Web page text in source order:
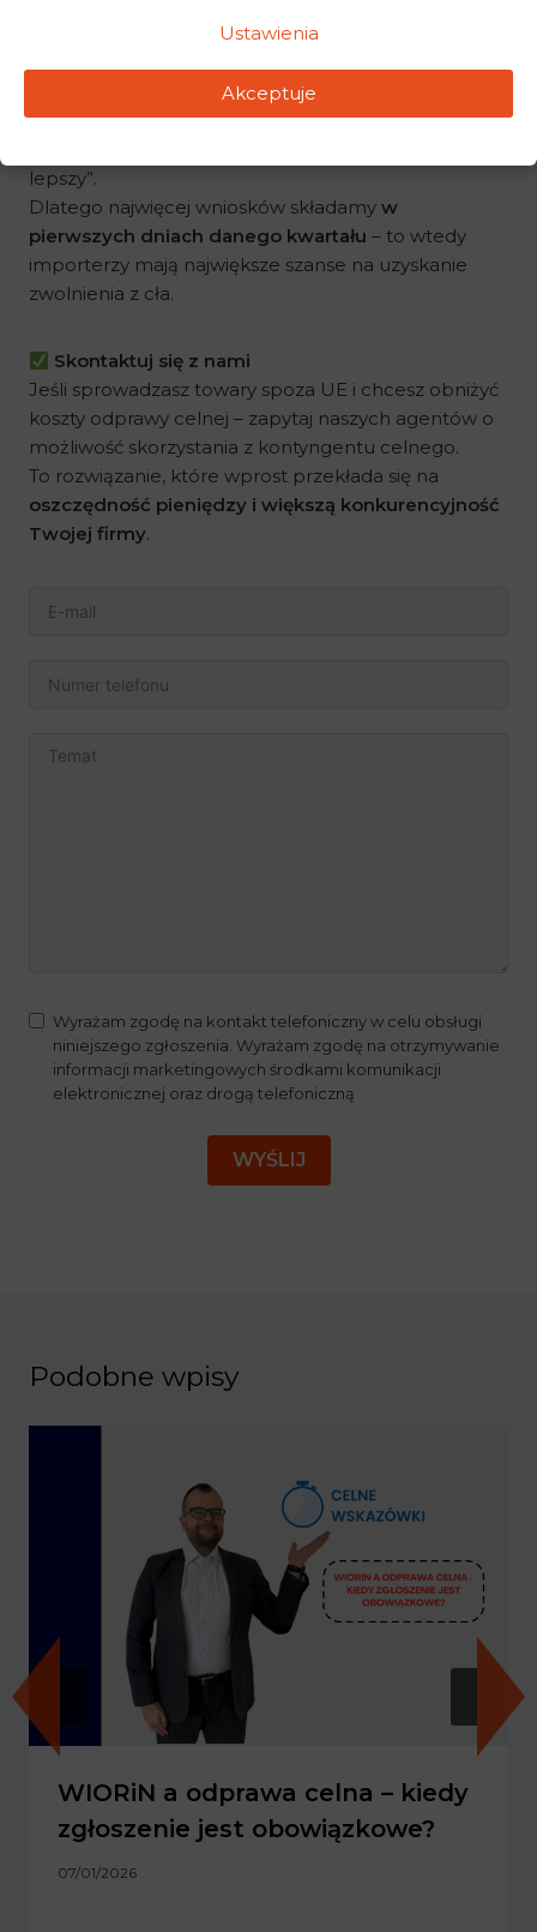
Dlaczego warto działać z
wyprzedzeniem?
Pula kontyngentu celnego jestograniczonai
lepszy”.
Dlatego najwięcej wniosków składamy w
pierwszych dniach danego kwartału – to wtedy
importerzy mają największe szanse na uzyskanie
zwolnienia z cła.
Skontaktuj się z nami
Jeśli sprowadzasz towary spoza UE i chcesz obniżyć
koszty odprawy celnej – zapytaj naszych agentów o
możliwość skorzystania z kontyngentu celnego.
To rozwiązanie, które wprost przekłada się na
oszczędność pieniędzy i większą konkurencyjność
Twojej firmy.
Wyrażam zgodę na kontakt telefoniczny w celu obsługi
niniejszego zgłoszenia. Wyrażam zgodę na otrzymywanie
informacji marketingowych środkami komunikacji
elektronicznej oraz drogą telefoniczną
WYŚLIJ
Podobne wpisy
WIORiN a odprawa celna – kiedy
zgłoszenie jest obowiązkowe?
07/01/2026
Ustawienia
Akceptuje